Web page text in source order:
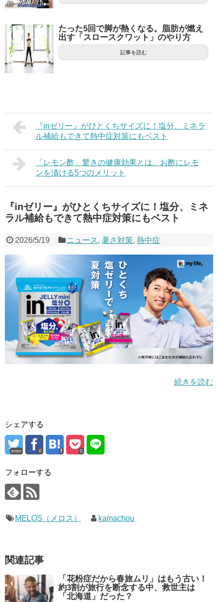
たった5回で脚が熱くなる。脂肪が燃え
出す「スロースクワット」のやり方
記事を読む
『inゼリー』がひとくちサイズに！塩分、ミネラ
ル補給もできて熱中症対策にもベスト
「レモン酢」驚きの健康効果とは。お酢にレモ
ンを漬ける5つのメリット
『inゼリー』がひとくちサイズに！塩分、ミネ
ラル補給もできて熱中症対策にもベスト
2026/5/19 ニュース,暑さ対策,熱中症
続きを読む
シェアする
error 0 0
フォローする
MELOS（メロス） kamachou
関連記事
「花粉症だから春旅ムリ」はもう古い！
約3割が旅行を断念する中、救世主は
「北海道」だった？